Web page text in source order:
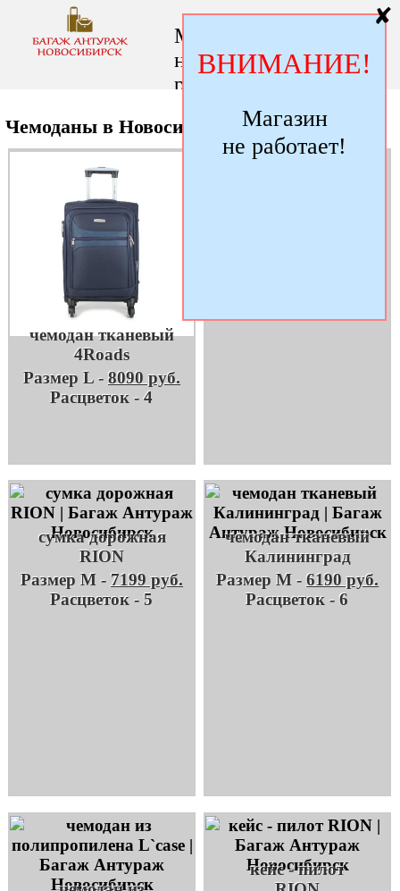
Магазин
не
работает!
Чемоданы в Новосибирске
чемодан тканевый
4Roads
Размер L -8090 руб.
Расцветок - 4
сумка дорожная
RION
Размер M -7199 руб.
Расцветок - 5
чемодан тканевый
Калининград
Размер M -6190 руб.
Расцветок - 6
кейс - пилот
✘
ВНИМАНИЕ!
Магазин
не работает!